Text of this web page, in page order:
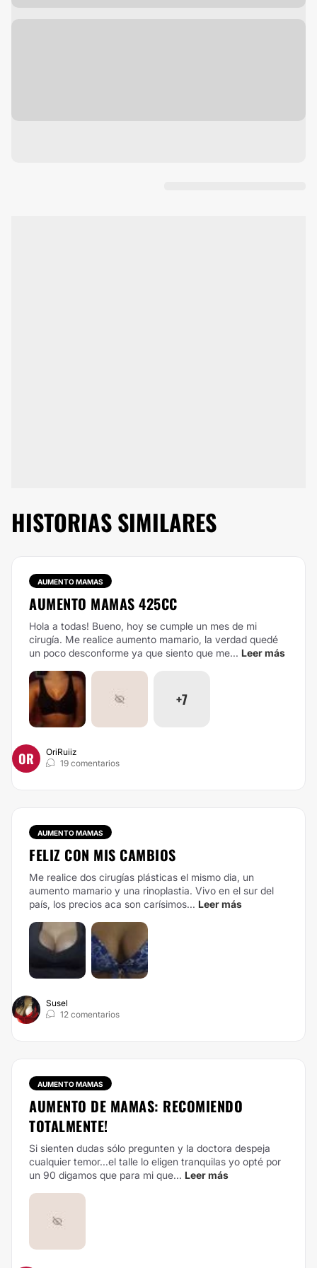
HISTORIAS SIMILARES
AUMENTO MAMAS
AUMENTO MAMAS 425CC
Hola a todas! Bueno, hoy se cumple un mes de mi
cirugía. Me realice aumento mamario, la verdad quedé
un poco desconforme ya que siento que me... Leer más
+7
OR
OriRuiiz
19 comentarios
AUMENTO MAMAS
FELIZ CON MIS CAMBIOS
Me realice dos cirugías plásticas el mismo dia, un
aumento mamario y una rinoplastia. Vivo en el sur del
país, los precios aca son carísimos... Leer más
Susel
12 comentarios
AUMENTO MAMAS
AUMENTO DE MAMAS: RECOMIENDO
TOTALMENTE!
Si sienten dudas sólo pregunten y la doctora despeja
cualquier temor...el talle lo eligen tranquilas yo opté por
un 90 digamos que para mi que... Leer más